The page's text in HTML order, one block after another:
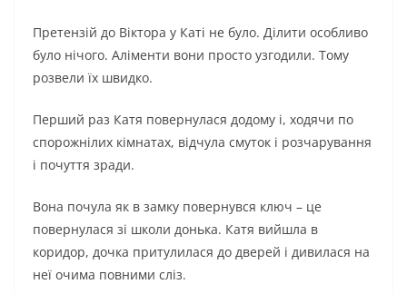
Претензій до Віктора у Каті не було. Ділити особливо
було нічого. Аліменти вони просто узгодили. Тому
розвели їх швидко.
Перший раз Катя повернулася додому і, ходячи по
спорожнілих кімнатах, відчула смуток і розчарування
і почуття зради.
Вона почула як в замку повернувся ключ – це
повернулася зі школи донька. Катя вийшла в
коридор, дочка притулилася до дверей і дивилася на
неї очима повними сліз.